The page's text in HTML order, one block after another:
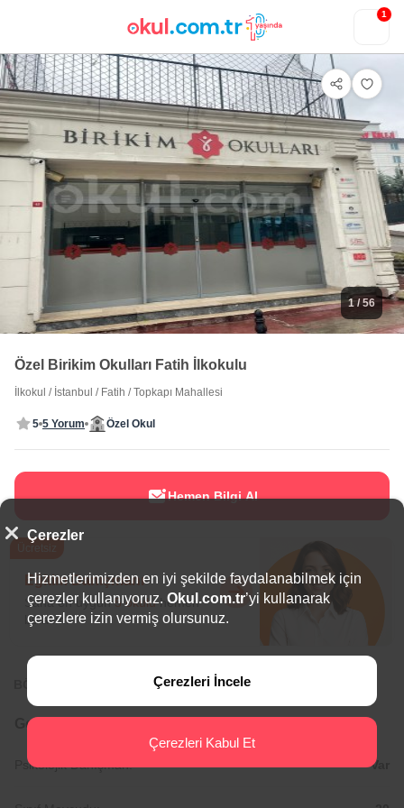
1
1/ 56
Özel Birikim Okulları Fatih İlkokulu
İlkokul / İstanbul / Fatih /Topkapı Mahallesi
5 5 Yorum Özel Okul
Hemen Bilgi Al
Eğitim Danışmanı
Sana en uygun5 okuluhemen
bulalım.
BÖLGEDE ÖNE ÇIKAN OKULLAR
Genel Bilgiler
Psikolojik Danışman: Var
Çerezler
Hizmetlerimizden en iyi şekilde faydalanabilmek için
çerezler kullanıyoruz. Okul.com.tr’yi kullanarak
çerezlere izin vermiş olursunuz.
Çerezleri İncele
Çerezleri Kabul Et